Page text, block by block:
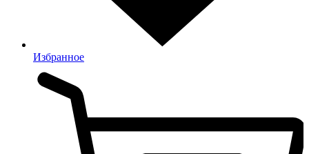
Избранное